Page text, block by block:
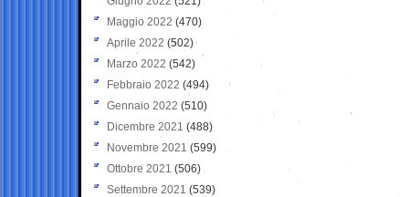
Maggio 2022 (470)
Aprile 2022 (502)
Marzo 2022 (542)
Febbraio 2022 (494)
Gennaio 2022 (510)
Dicembre 2021 (488)
Novembre 2021 (599)
Ottobre 2021 (506)
Settembre 2021 (539)